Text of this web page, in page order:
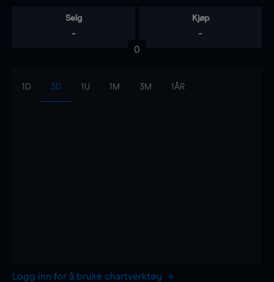
Selg
-
Kjøp
-
0
1D 3D 1U 1M 3M 1ÅR
Logg inn for å bruke chartverktøy